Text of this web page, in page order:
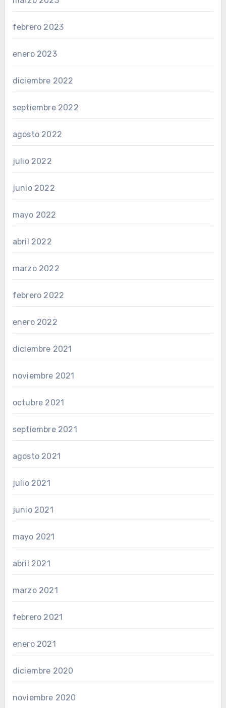
febrero 2023
enero 2023
diciembre 2022
septiembre 2022
agosto 2022
julio 2022
junio 2022
mayo 2022
abril 2022
marzo 2022
febrero 2022
enero 2022
diciembre 2021
noviembre 2021
octubre 2021
septiembre 2021
agosto 2021
julio 2021
junio 2021
mayo 2021
abril 2021
marzo 2021
febrero 2021
enero 2021
diciembre 2020
noviembre 2020